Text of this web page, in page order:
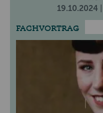
19.10.2024
FACHVORTRAG